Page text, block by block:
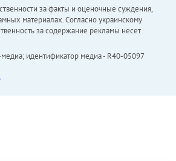
за факты и оценочные суждения,
материалах. Согласно украинскому
за содержание рекламы несет
идентификатор медиа - R40-05097